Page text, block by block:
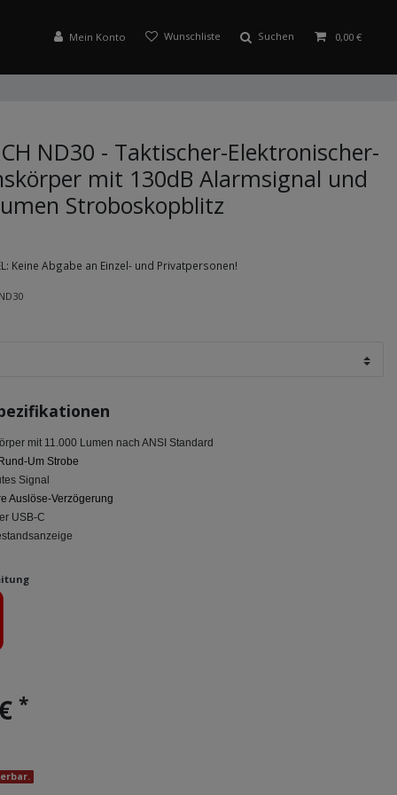
Mein Konto Suchen 0,00 €
ND30 - Taktischer-Elektronischer-
mit 130dB Alarmsignal und
Stroboskopblitz
Keine Abgabe an Einzel- und Privatpersonen!
ND30
mit 11.000 Lumen nach ANSI Standard
Um Strobe
Signal
Auslöse-Verzögerung
USB-C
*